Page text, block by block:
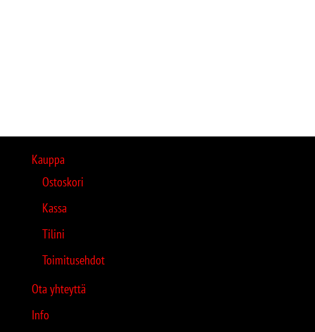
Kauppa
Ostoskori
Kassa
Tilini
Toimitusehdot
Ota yhteyttä
Info